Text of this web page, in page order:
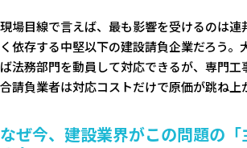
現場目線で言えば、最も影響を受けるのは連
く依存する中堅以下の建設請負企業だろう。
ば法務部門を動員して対応できるが、専門工
合請負業者は対応コストだけで原価が跳ね上
なぜ今、建設業界がこの問題の